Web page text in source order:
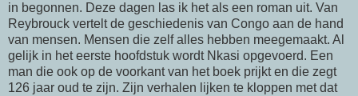
in begonnen. Deze dagen las ik het als een roman uit. Van
Reybrouck vertelt de geschiedenis van Congo aan de hand
van mensen. Mensen die zelf alles hebben meegemaakt. Al
gelijk in het eerste hoofdstuk wordt Nkasi opgevoerd. Een
man die ook op de voorkant van het boek prijkt en die zegt
126 jaar oud te zijn. Zijn verhalen lijken te kloppen met dat